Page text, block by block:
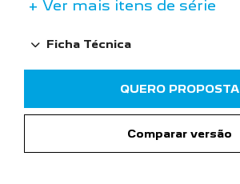
+ Ver mais itens de série
Ficha Técnica
QUERO PROPOSTA
Comparar versão